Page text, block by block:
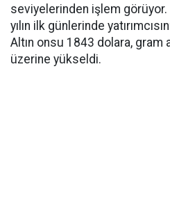
seviyelerinden işlem görüyor.
yılın ilk günlerinde
Altın onsu 1843 dolara, gram
üzerine yükseldi.